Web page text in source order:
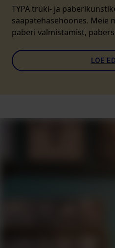
TYPA trüki- ja
saapatehasehoones. Meie
paberi valmistamist,
LOE